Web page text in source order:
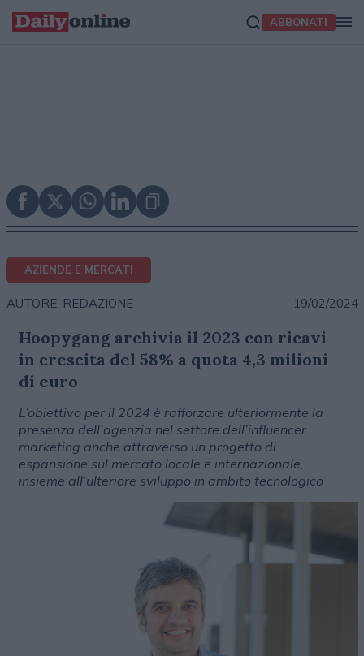
ABBONATI
AZIENDE E MERCATI
AUTORE: REDAZIONE 19/02/2024
Hoopygang archivia il 2023 con ricavi
in crescita del 58% a quota 4,3 milioni
di euro
L’obiettivo per il 2024 è rafforzare ulteriormente la
presenza dell’agenzia nel settore dell’influencer
marketing anche attraverso un progetto di
espansione sul mercato locale e internazionale,
insieme all’ulteriore sviluppo in ambito tecnologico